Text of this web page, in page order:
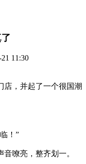
11:30
，并起了一个很国潮
！”
嘹亮，整齐划一。